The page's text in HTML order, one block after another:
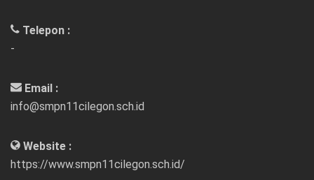
Telepon :
-
Email :
info@smpn11cilegon.sch.id
Website :
https://www.smpn11cilegon.sch.id/